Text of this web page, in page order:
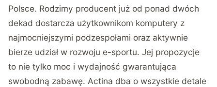
Polsce. Rodzimy producent już od ponad dwóch
dekad dostarcza użytkownikom komputery z
najmocniejszymi podzespołami oraz aktywnie
bierze udział w rozwoju e-sportu. Jej propozycje
to nie tylko moc i wydajność gwarantująca
swobodną zabawę. Actina dba o wszystkie detale